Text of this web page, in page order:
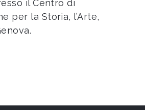
il Centro di
per la Storia, l’Arte,